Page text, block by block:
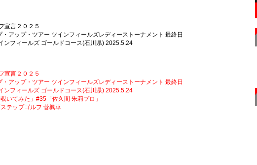
言２０２５
ツアー ツインフィールズレディーストーナメント 最終日
ルズ ゴールドコース(石川県) 2025.5.24
言２０２５
ツアー ツインフィールズレディーストーナメント 最終日
ルズ ゴールドコース(石川県) 2025.5.24
いてみた」#35「佐久間 朱莉プロ」
テップゴルフ 菅楓華